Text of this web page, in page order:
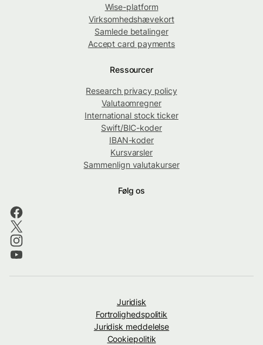
Wise-platform
Virksomhedshævekort
Samlede betalinger
Accept card payments
Ressourcer
Research privacy policy
Valutaomregner
International stock ticker
Swift/BIC-koder
IBAN-koder
Kursvarsler
Sammenlign valutakurser
Følg os
Juridisk
Fortrolighedspolitik
Juridisk meddelelse
Cookiepolitik